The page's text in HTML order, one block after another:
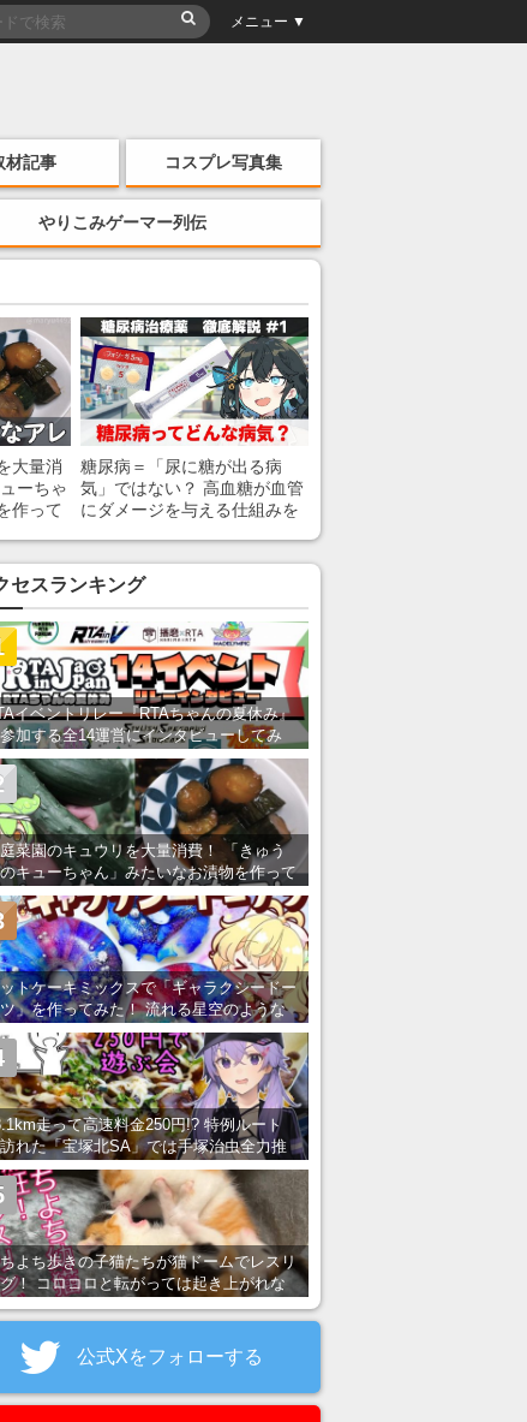
メニュー ▼
材記事 コスプレ写真集
やりこみゲーマー列伝
大量消
ーちゃ
作って
糖尿病＝「尿に糖が出る病
気」ではない？ 高血糖が血管
にダメージを与える仕組みを
セスランキング
イベントリレー『RTAちゃんの夏休み』
加する全14運営にインタビューしてみ
「RTA in Japan」のチャンネルの貸し
しを利用し8/9から1週間にわたって開催
菜園のキュウリを大量消費！ 「きゅう
キューちゃん」みたいなお漬物を作って
トケーキミックスで「ギャラクシードー
」を作ってみた！ 流れる星空のような
チン・レシピを紹介
走って高速料金250円!? 特例ルート
れた「宝塚北SA」では手塚治虫全力推
関西グルメが楽しめる！
よち歩きの子猫たちが猫ドームでレスリ
！ コロコロと転がっては起き上がれな
公式Xをフォローする